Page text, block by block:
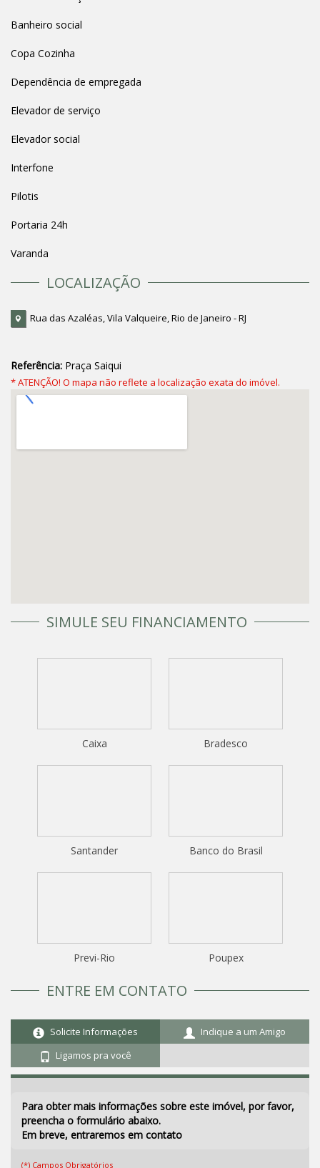
Banheiro social
Copa Cozinha
Dependência de empregada
Elevador de serviço
Elevador social
Interfone
Pilotis
Portaria 24h
Varanda
LOCALIZAÇÃO
Rua das Azaléas, Vila Valqueire, Rio de Janeiro - RJ
Referência: Praça Saiqui
* ATENÇÃO! O mapa não reflete a localização exata do imóvel.
SIMULE SEU FINANCIAMENTO
Caixa Bradesco
Santander Banco do Brasil
Previ-Rio Poupex
ENTRE EM CONTATO
Solicite Informações
Indique a um Amigo
Ligamos pra você
Para obter mais informações sobre este imóvel, por favor,
preencha o formulário abaixo.
Em breve, entraremos em contato
(*) Campos Obrigatórios